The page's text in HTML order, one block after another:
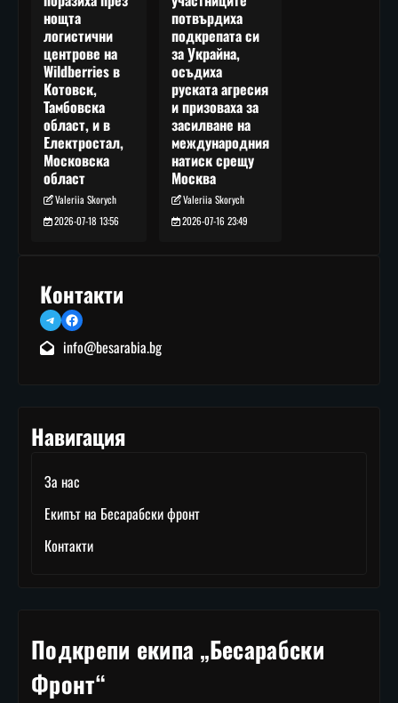
нощта
логистични
центрове на
Wildberries в
Котовск,
Тамбовска
област, и в
Електростал,
Московска
област
Valeriia Skorych
2026-07-18 13:56
потвърдиха
подкрепата си
за Украйна,
осъдиха
руската агресия
и призоваха за
засилване на
международния
натиск срещу
Москва
Valeriia Skorych
2026-07-16 23:49
Контакти
TelegramFacebook
info@besarabia.bg
Навигация
За нас
Екипът на Бесарабски фронт
Контакти
Подкрепи екипа „Бесарабски
Фронт“